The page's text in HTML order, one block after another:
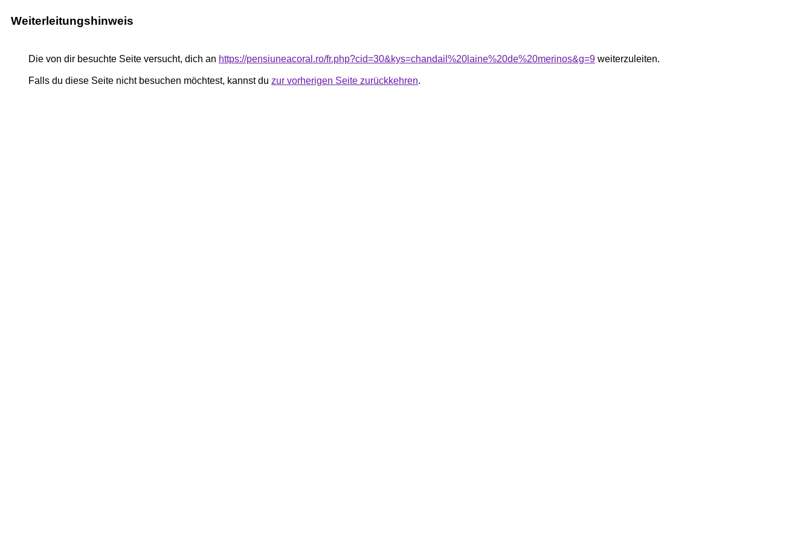
Weiterleitungshinweis
Die von dir besuchte Seite versucht, dich an https://pensiuneacoral.ro/fr.php?cid=30&kys=chandail%20laine%20de%20merinos&g=9 weiterzuleiten.
Falls du diese Seite nicht besuchen möchtest, kannst du zur vorherigen Seite zurückkehren.